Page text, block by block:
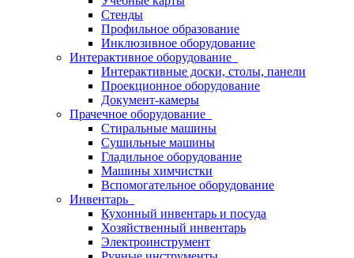
Стенды
Профильное образование
Инклюзивное оборудование
Интерактивное оборудование
Интерактивные доски, столы, панели
Проекционное оборудование
Документ-камеры
Прачечное оборудование
Стиральные машины
Сушильные машины
Гладильное оборудование
Машины химчистки
Вспомогательное оборудование
Инвентарь
Кухонный инвентарь и посуда
Хозяйственный инвентарь
Электроинструмент